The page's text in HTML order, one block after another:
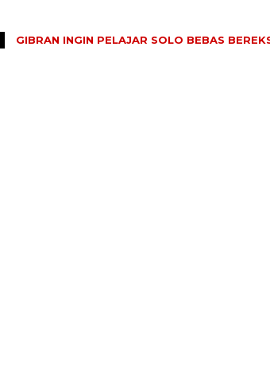
GIBRAN INGIN PELAJAR SOLO BEBAS